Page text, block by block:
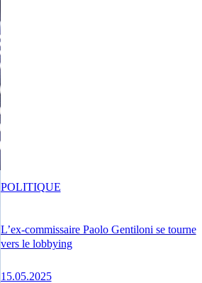
L’ex-commissaire Paolo Gentiloni se tourne
vers le lobbying
15.05.2025
POLITIQUE